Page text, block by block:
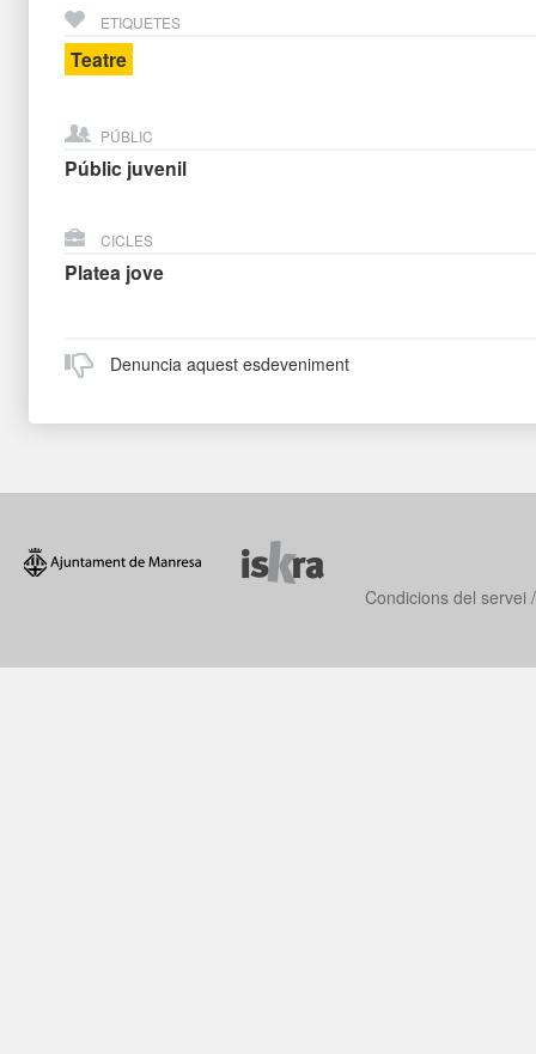
ETIQUETES
Teatre
PÚBLIC
Públic juvenil
CICLES
Platea jove
Denuncia aquest esdeveniment
Condicions del servei